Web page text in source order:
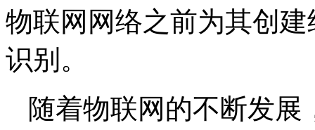
物联网网络之前为其创
识别。
随着物联网的不断发展